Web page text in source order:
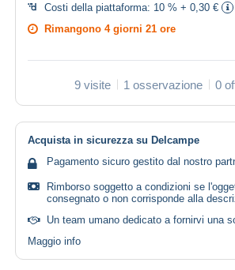
Costi della piattaforma: 10 % + 0,30 €
Rimangono 4 giorni 21 ore
9 visite 1 osservazione 0
Acquista in sicurezza su Delcampe
Pagamento sicuro gestito dal nostro
Rimborso soggetto a condizioni se
consegnato o non corrisponde alla
Un team umano dedicato a fornirvi una
Maggio info